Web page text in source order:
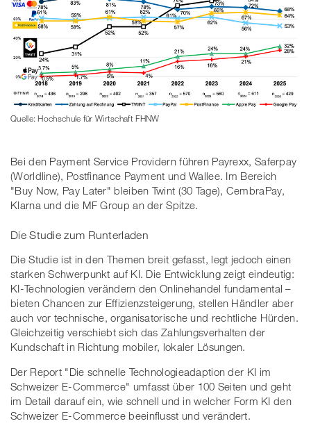
Quelle: Hochschule für Wirtschaft FHNW
Bei den Payment Service Providern führen Payrexx, Saferpay
(Worldline), Postfinance Payment und Wallee. Im Bereich
"Buy Now, Pay Later" bleiben Twint (30 Tage), CembraPay,
Klarna und die MF Group an der Spitze.
Die Studie zum Runterladen
Die Studie ist in den Themen breit gefasst, legt jedoch einen
starken Schwerpunkt auf KI. Die Entwicklung zeigt eindeutig:
KI-Technologien verändern den Onlinehandel fundamental –
bieten Chancen zur Effizienzsteigerung, stellen Händler aber
auch vor technische, organisatorische und rechtliche Hürden.
Gleichzeitig verschiebt sich das Zahlungsverhalten der
Kundschaft in Richtung mobiler, lokaler Lösungen.
Der Report "Die schnelle Technologieadaption der KI im
Schweizer E-Commerce" umfasst über 100 Seiten und geht
im Detail darauf ein, wie schnell und in welcher Form KI den
Schweizer E-Commerce beeinflusst und verändert.